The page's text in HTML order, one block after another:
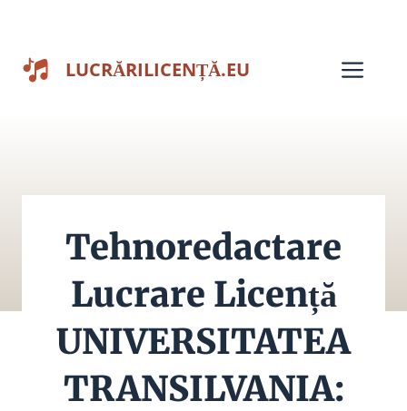
conținut
LUCRĂRILICENȚĂ.EU
Tehnoredactare
Lucrare Licență
UNIVERSITATEA
TRANSILVANIA: